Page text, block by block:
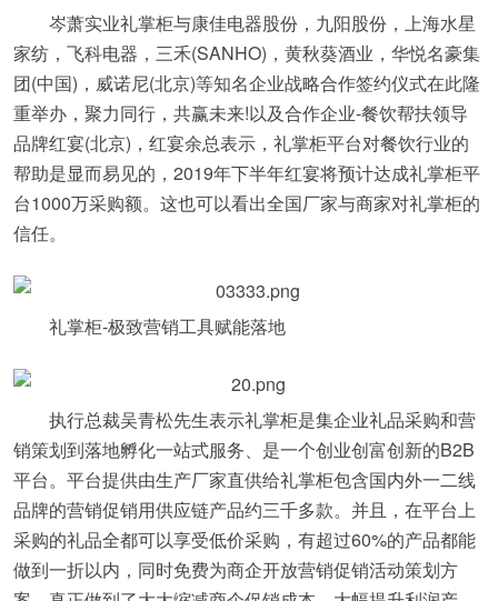
岑萧实业礼掌柜与康佳电器股份，九阳股份，上海水星
家纺，飞科电器，三禾(SANHO)，黄秋葵酒业，华悦名豪集
团(中国)，威诺尼(北京)等知名企业战略合作签约仪式在此隆
重举办，聚力同行，共赢未来!以及合作企业-餐饮帮扶领导
品牌红宴(北京)，红宴余总表示，礼掌柜平台对餐饮行业的
帮助是显而易见的，2019年下半年红宴将预计达成礼掌柜平
台1000万采购额。这也可以看出全国厂家与商家对礼掌柜的
信任。
礼掌柜-极致营销工具赋能落地
执行总裁吴青松先生表示礼掌柜是集企业礼品采购和营
销策划到落地孵化一站式服务、是一个创业创富创新的B2B
平台。平台提供由生产厂家直供给礼掌柜包含国内外一二线
品牌的营销促销用供应链产品约三千多款。并且，在平台上
采购的礼品全都可以享受低价采购，有超过60%的产品都能
做到一折以内，同时免费为商企开放营销促销活动策划方